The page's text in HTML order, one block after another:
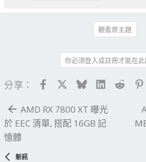
觀看原主題
你必須登入或註冊才能在此
分享： FacebookBlueskyLinkedIn
AMD RX 7800 XT 曝光
於 EEC 清單, 搭配 16GB 記
憶體
新訊